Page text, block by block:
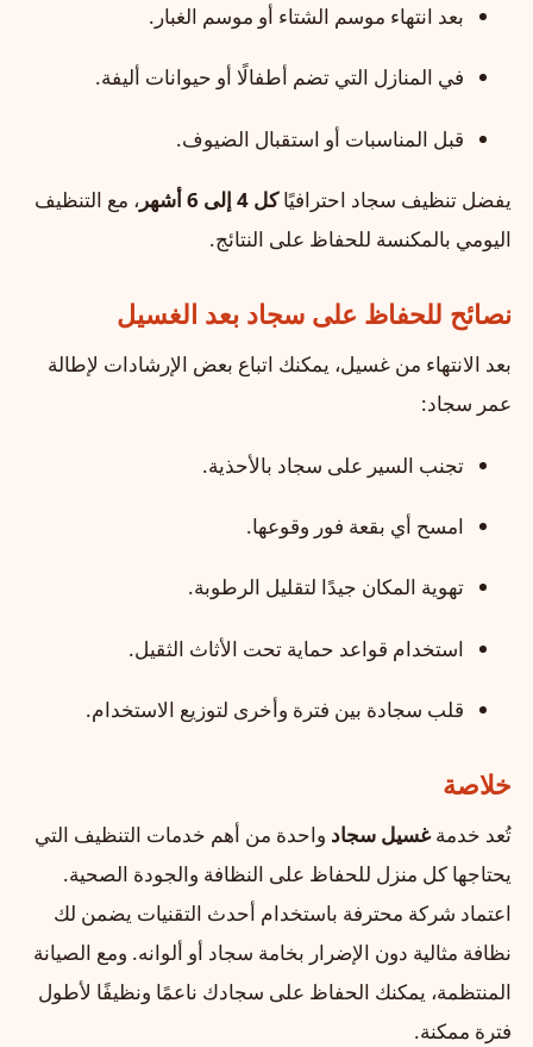
بعد انتهاء موسم الشتاء أو موسم الغبار.
في المنازل التي تضم أطفالًا أو حيوانات أليفة.
قبل المناسبات أو استقبال الضيوف.
يفضل تنظيف سجاد احترافيًاكل 4 إلى 6 أشهر
، مع التنظيف
اليومي بالمكنسة للحفاظ على النتائج.
نصائح للحفاظ على سجاد بعد الغسيل
بعد الانتهاء من غسيل، يمكنك اتباع بعض الإرشادات لإطالة
عمر سجاد:
تجنب السير على سجاد بالأحذية.
امسح أي بقعة فور وقوعها.
تهوية المكان جيدًا لتقليل الرطوبة.
استخدام قواعد حماية تحت الأثاث الثقيل.
قلب سجادة بين فترة وأخرى لتوزيع الاستخدام.
خلاصة
تُعد خدمةغسيل سجاد واحدة من أهم خدمات التنظيف التي
يحتاجها كل منزل للحفاظ على النظافة والجودة الصحية.
اعتماد شركة محترفة باستخدام أحدث التقنيات يضمن لك
نظافة مثالية دون الإضرار بخامة سجاد أو ألوانه. ومع الصيانة
المنتظمة، يمكنك الحفاظ على سجادك ناعمًا ونظيفًا لأطول
فترة ممكنة.